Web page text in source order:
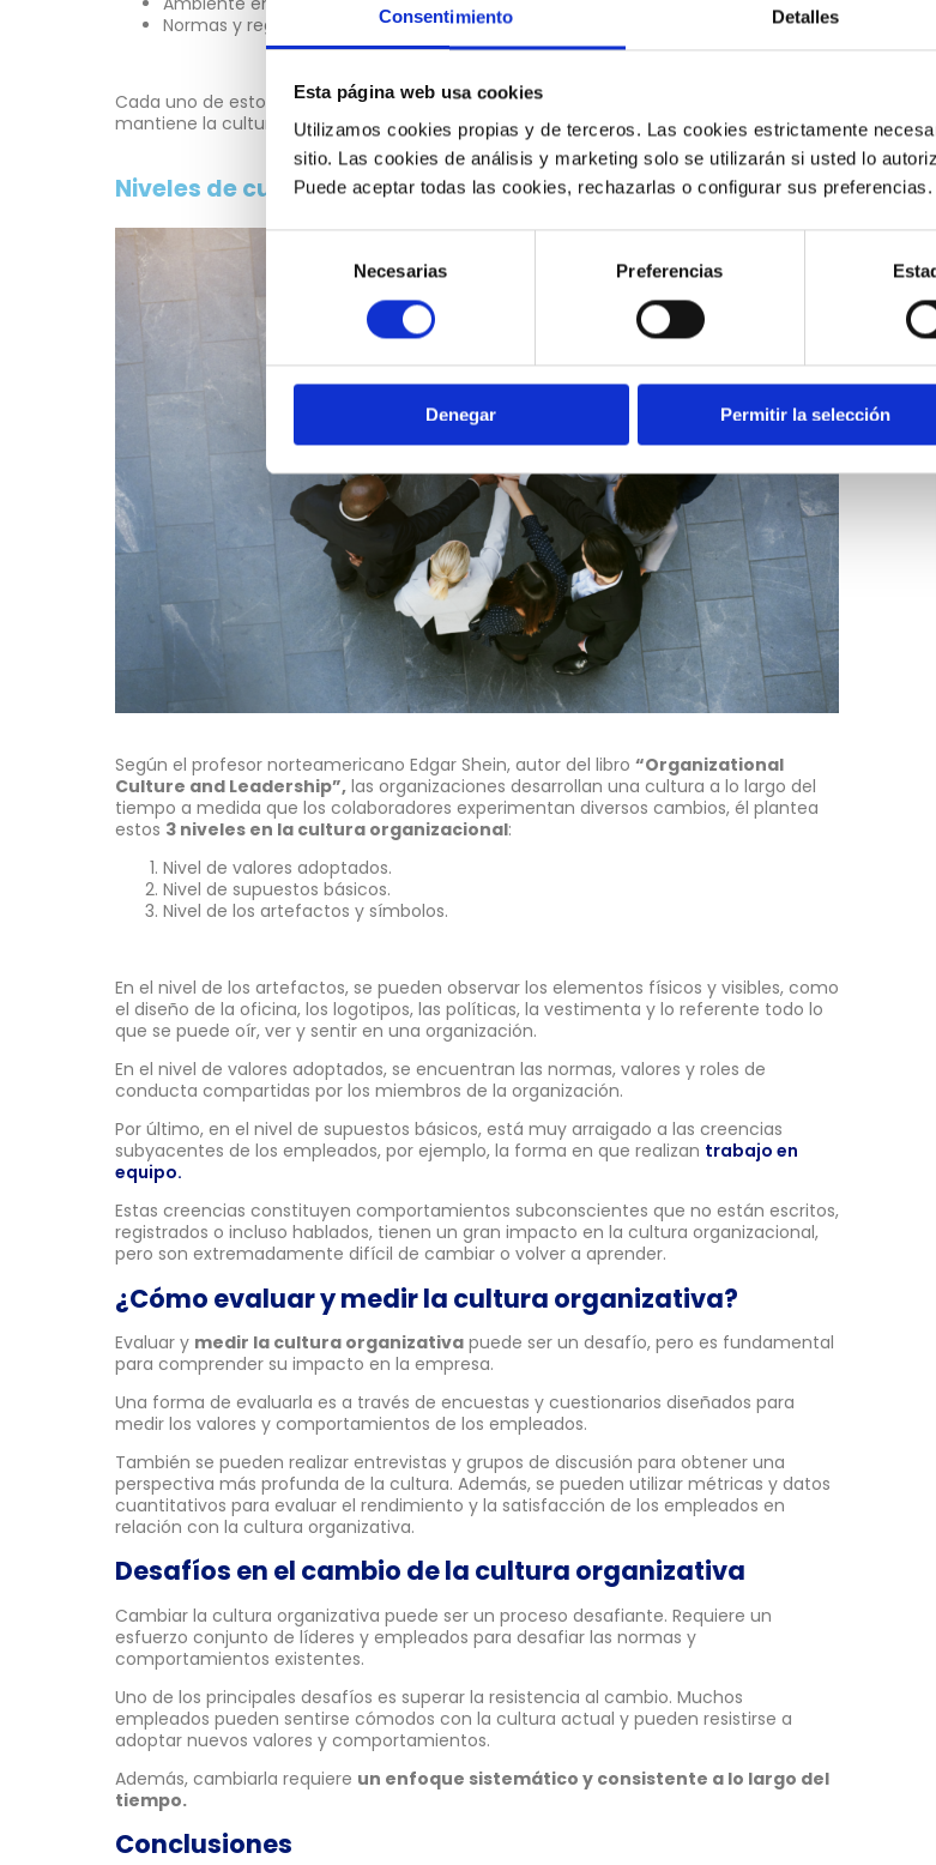
Consentimiento Detalles
Esta página web usa cookies
Utilizamos cookies propias y de terceros. Las cookies estrictamente
sitio. Las cookies de análisis y marketing solo se utilizarán si usted lo
Puede aceptar todas las cookies, rechazarlas o configurar sus preferencias.
consentimiento
Necesarias Preferencias
Denegar Permitir la selección
Normas y reglamentos.
Cada uno de estos elementos contribuye a la forma en que se desarrolla y se
mantiene la cultura organizativa.
Niveles de cultura organizacional
Según el profesor norteamericano Edgar Shein, autor del libro “Organizational
Culture and Leadership”, las organizaciones desarrollan una cultura a lo largo del
tiempo a medida que los colaboradores experimentan diversos cambios, él plantea
estos 3 niveles en la cultura organizacional:
Nivel de valores adoptados.
Nivel de supuestos básicos.
Nivel de los artefactos y símbolos.
En el nivel de los artefactos, se pueden observar los elementos físicos y visibles, como
el diseño de la oficina, los logotipos, las políticas, la vestimenta y lo referente todo lo
que se puede oír, ver y sentir en una organización.
En el nivel de valores adoptados, se encuentran las normas, valores y roles de
conducta compartidas por los miembros de la organización.
Por último, en el nivel de supuestos básicos, está muy arraigado a las creencias
subyacentes de los empleados, por ejemplo, la forma en que realizan trabajo en
equipo.
Estas creencias constituyen comportamientos subconscientes que no están escritos,
registrados o incluso hablados, tienen un gran impacto en la cultura organizacional,
pero son extremadamente difícil de cambiar o volver a aprender.
¿Cómo evaluar y medir la cultura organizativa?
Evaluar y medir la cultura organizativa puede ser un desafío, pero es fundamental
para comprender su impacto en la empresa.
Una forma de evaluarla es a través de encuestas y cuestionarios diseñados para
medir los valores y comportamientos de los empleados.
También se pueden realizar entrevistas y grupos de discusión para obtener una
perspectiva más profunda de la cultura. Además, se pueden utilizar métricas y datos
cuantitativos para evaluar el rendimiento y la satisfacción de los empleados en
relación con la cultura organizativa.
Desafíos en el cambio de la cultura organizativa
Cambiar la cultura organizativa puede ser un proceso desafiante. Requiere un
esfuerzo conjunto de líderes y empleados para desafiar las normas y
comportamientos existentes.
Uno de los principales desafíos es superar la resistencia al cambio. Muchos
empleados pueden sentirse cómodos con la cultura actual y pueden resistirse a
adoptar nuevos valores y comportamientos.
Además, cambiarla requiere un enfoque sistemático y consistente a lo largo del
tiempo.
Conclusiones